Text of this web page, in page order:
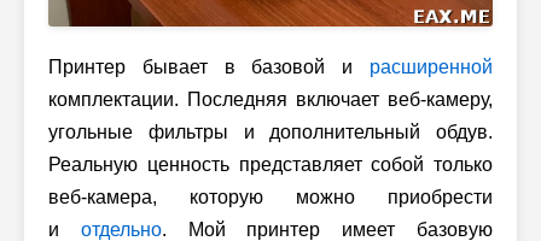
Принтер бывает в базовой и расширенной
комплектации. Последняя включает веб-камеру,
угольные фильтры и дополнительный обдув.
Реальную ценность представляет собой только
веб-камера, которую можно приобрести
и отдельно. Мой принтер имеет базовую